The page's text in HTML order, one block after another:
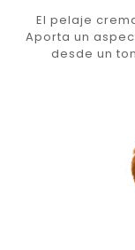
El pelaje
Aporta un
desde un